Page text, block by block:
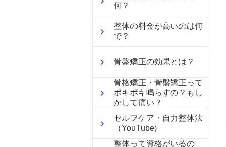
何？
整体の料金が高いのは何
で？
骨盤矯正の効果とは？
骨格矯正・骨盤矯正って
ポキポキ鳴らすの？もし
かして痛い？
セルフケア・自力整体法
（YouTube)
整体って資格がいるの